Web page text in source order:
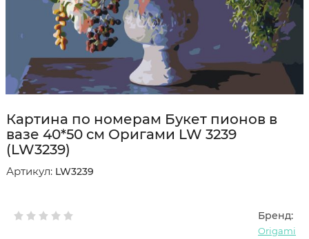
Картина по номерам Букет пионов в
вазе 40*50 см Оригами LW 3239
(LW3239)
Артикул: LW3239
Бренд:
Origami